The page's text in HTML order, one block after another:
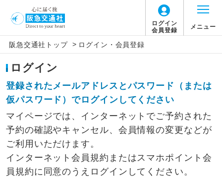
ログイン
会員登録
メニュー
阪急交通社トップ > ログイン・会員登録
ログイン
登録されたメールアドレスとパスワード（または
仮パスワード）でログインしてください
マイページでは、インターネットでご予約された
予約の確認やキャンセル、会員情報の変更などが
ご利用いただけます。
インターネット会員規約またはスマホポイント会
員規約に同意のうえログインしてください。